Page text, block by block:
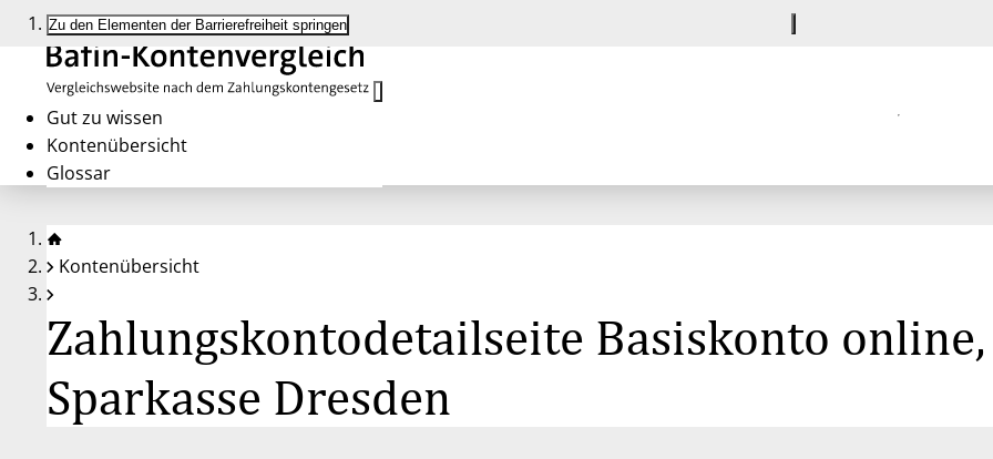
Zu den Elementen der Barrierefreiheit springen
Gut zu wissen
Kontenübersicht
Glossar
Kontenübersicht
Zahlungskontodetailseite Basiskonto online,
Sparkasse Dresden